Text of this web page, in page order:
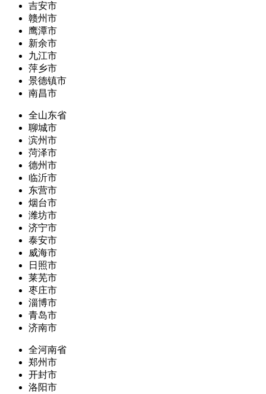
吉安市
赣州市
鹰潭市
新余市
九江市
萍乡市
景德镇市
南昌市
全山东省
聊城市
滨州市
菏泽市
德州市
临沂市
东营市
烟台市
潍坊市
济宁市
泰安市
威海市
日照市
莱芜市
枣庄市
淄博市
青岛市
济南市
全河南省
郑州市
开封市
洛阳市